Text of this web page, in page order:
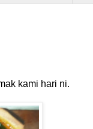
kami hari ni.